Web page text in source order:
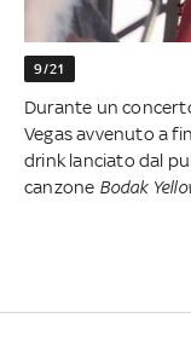
9/21
Durante un
Vegas avvenuto a
drink lanciato dal
canzone Bodak